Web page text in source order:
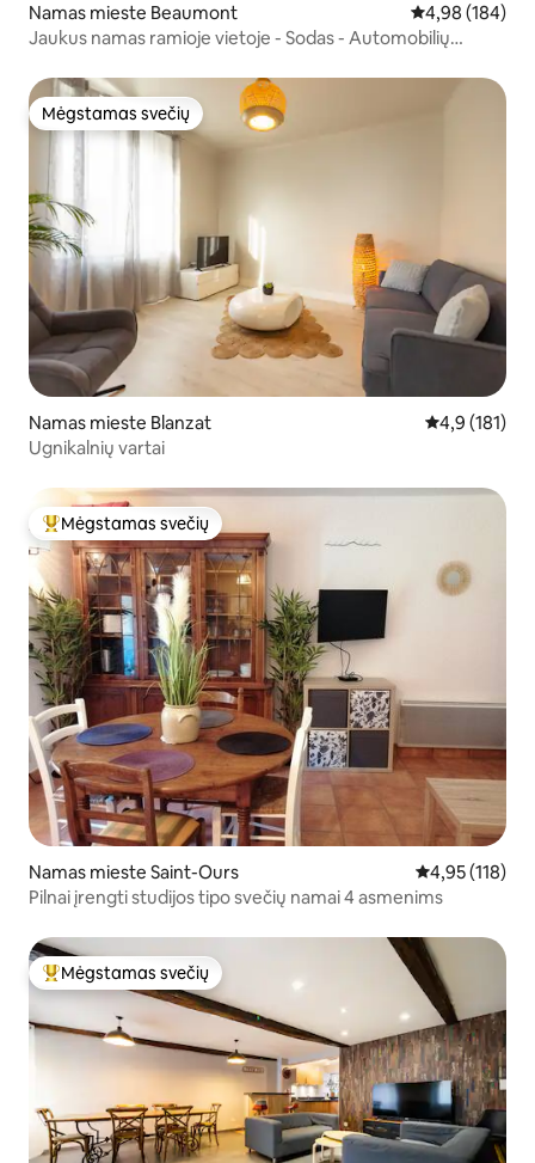
Namas mieste Beaumont Vidutinis
4,98 (184)
Jaukus namas ramioje vietoje - Sodas - Automobilių
Mėgstamas svečių
Mėgstamas svečių
Namas mieste Blanzat Vidutinis
4,9 (181)
Ugnikalnių vartai
Svečių mėgstamiausias
Mėgstamas svečių
Namas mieste Saint-Ours Vidutinis
4,95 (118)
Pilnai įrengti studijos tipo svečių namai 4 asmenims
Svečių mėgstamiausias
Mėgstamas svečių